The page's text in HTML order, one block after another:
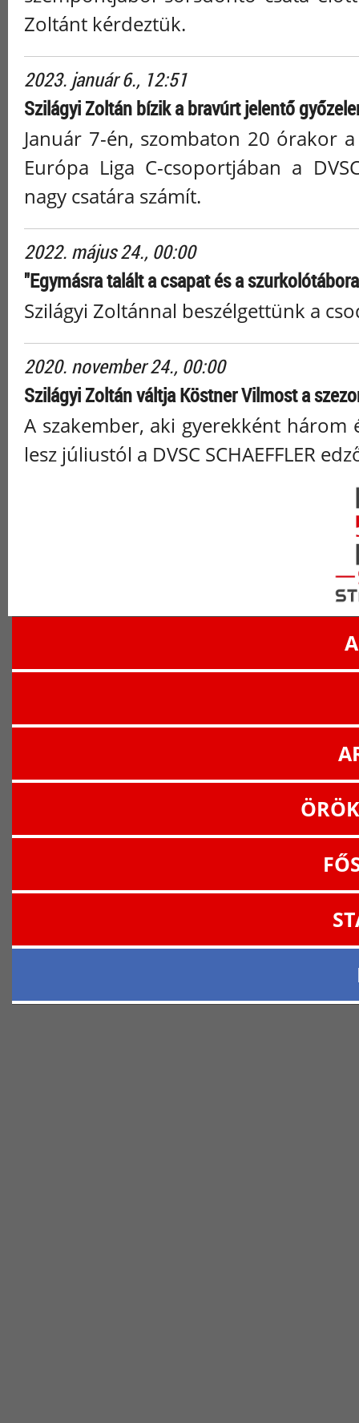
Zoltánt kérdeztük.
2023. január 6., 12:51
Szilágyi Zoltán bízik a bravúrt jelentő
Január 7-én, szombaton 20 órakor
Európa Liga C-csoportjában a
nagy csatára számít.
2022. május 24., 00:00
"Egymásra talált a csapat és a
Szilágyi Zoltánnal beszélgettünk a
2020. november 24., 00:00
Szilágyi Zoltán váltja Köstner Vilmost a
A szakember, aki gyerekként
lesz júliustól a DVSC SCHAEFFLER